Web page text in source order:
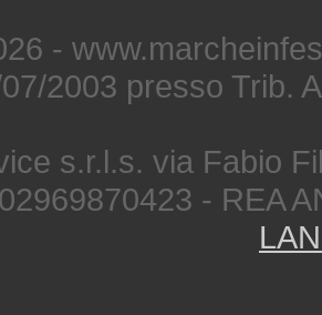
-
2003 presso Trib.
s.r.l.s. via Fabio
- REA